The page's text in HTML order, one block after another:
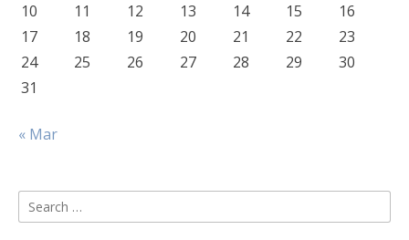
10
11 12 13 14 15
16
17
18 19 20 21 22
23
24
25 26 27 28 29
30
31
« Mar
Search
for: